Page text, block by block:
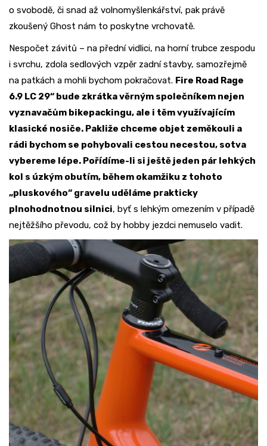
o svobodě, či snad až volnomyšlenkářství, pak právě
zkoušený Ghost nám to poskytne vrchovatě.
Nespočet závitů – na přední vidlici, na horní trubce zespodu
i svrchu, zdola sedlových vzpěr zadní stavby, samozřejmě
na patkách a mohli bychom pokračovat. Fire Road Rage
6.9 LC 29“ bude zkrátka věrným společníkem nejen
vyznavačům bikepackingu, ale i těm využívajícím
klasické nosiče. Pakliže chceme objet zeměkouli a
rádi bychom se pohybovali cestou necestou, sotva
vybereme lépe. Pořídíme-li si ještě jeden pár lehkých
kol s úzkým obutím, během okamžiku z tohoto
„pluskového“ gravelu uděláme prakticky
plnohodnotnou silnici, byť s lehkým omezením v případě
nejtěžšího převodu, což by hobby jezdci nemuselo vadit.